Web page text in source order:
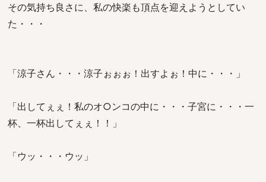
その気持ち良さに、私の快楽も頂点を迎えようとしてい
た・・・
「涼子さん・・・涼子ぉぉぉ！出すよぉ！中に・・・」
「出してぇぇ！私のオ○ンコの中に・・・子宮に・・・一
杯、一杯出してぇぇ！！」
「ウッ・・・ウッ」